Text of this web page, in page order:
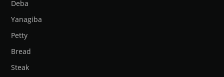
Deba
Yanagiba
Petty
Bread
Steak